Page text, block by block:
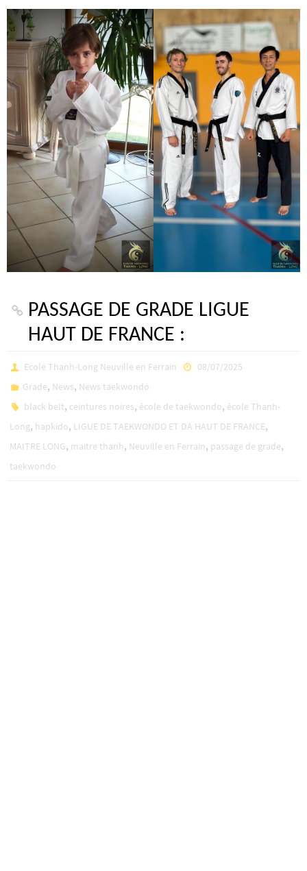
PASSAGE DE GRADE LIGUE
HAUT DE FRANCE :
Ecole Thanh-Long Neuville en Ferrain
08/07/2025
Grade, News, News taekwondo
black belt, ceintures noires, école de taekwondo, école Thanh-
Long, hapkido, LIGUE DE TAEKWONDO ET DA HAUT DE FRANCE,
MAITRE LONG, maitre thanh, Neuville en Ferrain, passage de grade,
taekwondo